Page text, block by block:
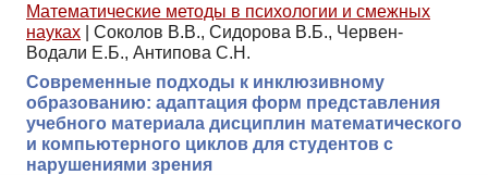
Математические методы в психологии и смежных
науках
Соколов В.В., Сидорова В.Б., Червен-
Водали Е.Б., Антипова С.Н.
Современные подходы к инклюзивному
образованию: адаптация форм представления
учебного материала дисциплин математического
и компьютерного циклов для студентов с
нарушениями зрения